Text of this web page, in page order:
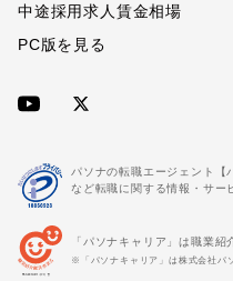
中途採用求人賃金相場
PC版を見る
パソナの転職エージェント【
など転職に関する情報・サー
「パソナキャリア」は職業紹
※「パソナキャリア」は株式会社パ